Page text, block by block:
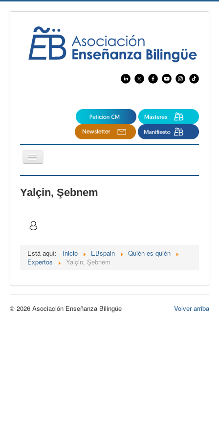
Cambiar
navegación
CertAcleB
Calidad
Recursos
Contacto
Yalçin, Şebnem
Está aquí: Inicio EBspain
Quién es quién
Expertos
Yalçin, Şebnem
Volver arriba
© 2026 Asociación Enseñanza Bilingüe